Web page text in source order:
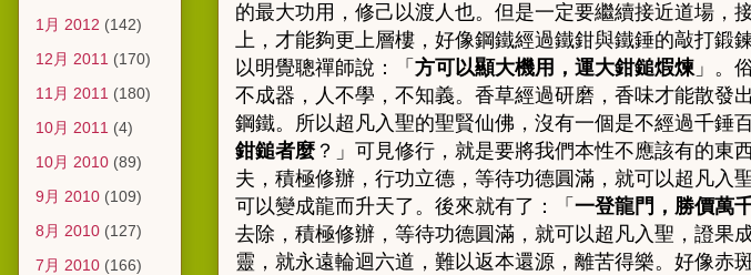
的最大功用，修己以渡人也。但是一定要繼續接近道場，
上，才能夠更上層樓，好像鋼鐵經過鐵鉗與鐵錘的敲打鍛
以明覺聰禪師說：「 方可以顯大機用，運大鉗鎚煆煉 」。
不成器，人不學，不知義。香草經過研磨，香味才能散發
鋼鐵。所以超凡入聖的聖賢仙佛，沒有一個是不經過千錘
鉗鎚者麼？」 可見修行，就是要將我們本性不應該有的東
夫，積極修辦，行功立德，等待功德圓滿，就可以超凡入
可以變成龍而升天了。後來就有了：「 一登龍門，勝價萬
去除，積極修辦，等待功德圓滿，就可以超凡入聖，證果
靈，就永遠輪迴六道，難以返本還源，離苦得樂。好像赤
1月 2012 (142)
12月 2011 (170)
11月 2011 (180)
10月 2011 (4)
10月 2010 (89)
9月 2010 (109)
8月 2010 (127)
7月 2010 (166)